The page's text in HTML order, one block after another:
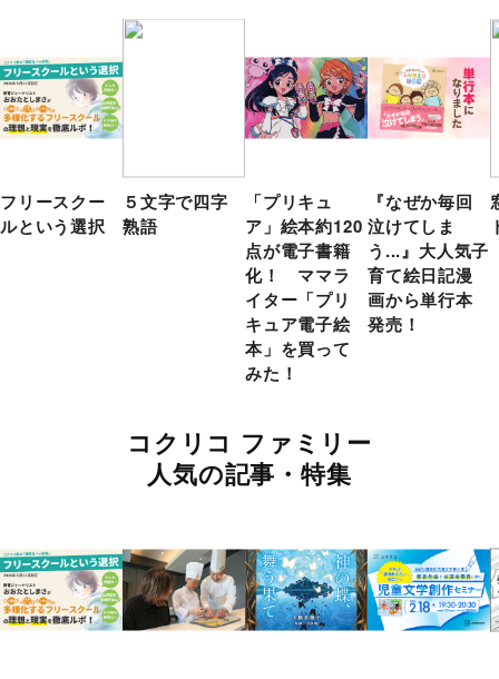
フリースクー
ルという選択
５文字で四字
熟語
「プリキュ
ア」絵本約120
点が電子書籍
化！ ママラ
イター「プリ
キュア電子絵
本」を買って
みた！
『なぜか毎回
泣けてしま
う...』大人気子
育て絵日記漫
画から単行本
発売！
コクリコ ファミリー
人気の記事・特集